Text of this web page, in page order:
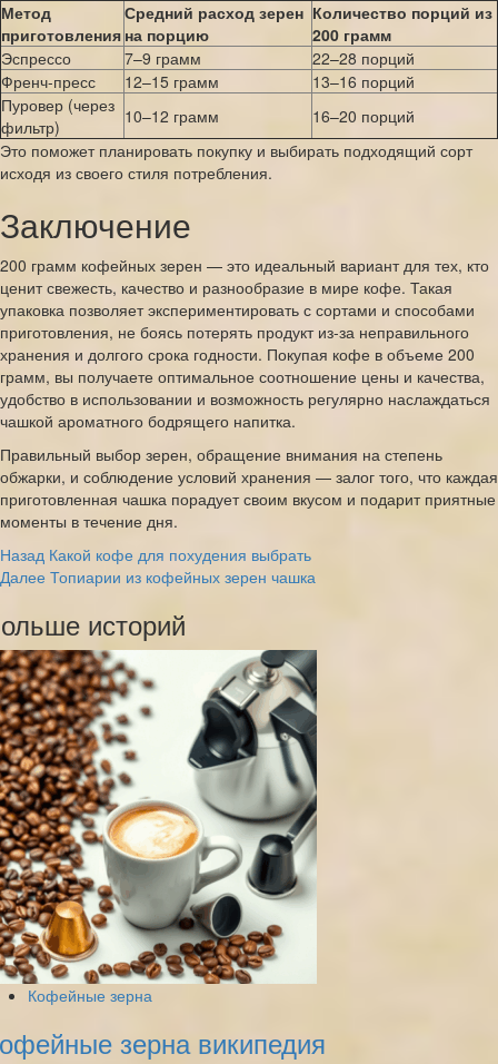
Метод
приготовления
Средний расход зерен
на порцию
Количество порций из
200 грамм
Эспрессо
7–9 грамм
22–28 порций
Френч-пресс
12–15 грамм
13–16 порций
Пуровер (через
фильтр)
10–12 грамм
16–20 порций
Это поможет планировать покупку и выбирать подходящий сорт
исходя из своего стиля потребления.
Заключение
200 грамм кофейных зерен — это идеальный вариант для тех, кто
ценит свежесть, качество и разнообразие в мире кофе. Такая
упаковка позволяет экспериментировать с сортами и способами
приготовления, не боясь потерять продукт из-за неправильного
хранения и долгого срока годности. Покупая кофе в объеме 200
грамм, вы получаете оптимальное соотношение цены и качества,
удобство в использовании и возможность регулярно наслаждаться
чашкой ароматного бодрящего напитка.
Правильный выбор зерен, обращение внимания на степень
обжарки, и соблюдение условий хранения — залог того, что каждая
приготовленная чашка порадует своим вкусом и подарит приятные
моменты в течение дня.
Post
Navigation
Назад Какой кофе для похудения выбрать
Далее Топиарии из кофейных зерен чашка
историй
Кофейные зерна
зерна википедия